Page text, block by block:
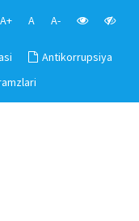
A+ A A-
Antikorrupsiya